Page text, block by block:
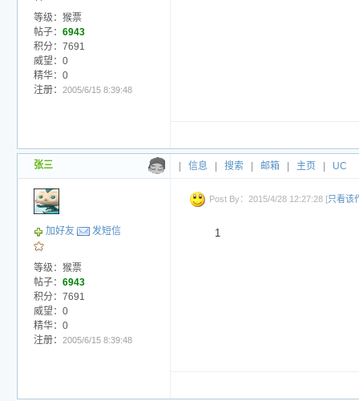
等级：猴票
帖子： 6943
积分：7691
威望：0
精华：0
注册：
2005/6/15 8:39:48
张三 信息 搜索 邮箱 主页 UC
加好友 发短信
等级：猴票
帖子： 6943
积分：7691
威望：0
精华：0
注册：
2005/6/15 8:39:48
Post By：2015/4/28 12:27:28 [只看该
1